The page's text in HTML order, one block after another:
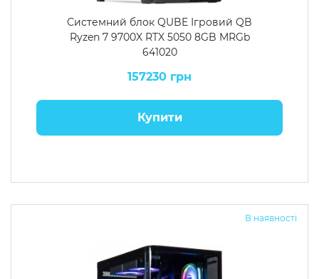
Системний блок QUBE Ігровий QB
Ryzen 7 9700X RTX 5050 8GB MRGb
641020
157230 грн
Купити
В наявності